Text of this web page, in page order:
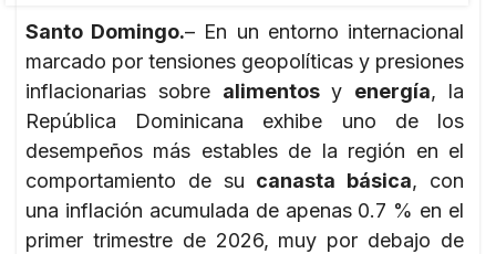
Santo Domingo.– En un entorno internacional
marcado por tensiones geopolíticas y presiones
inflacionarias sobre alimentos y energía, la
República Dominicana exhibe uno de los
desempeños más estables de la región en el
comportamiento de su canasta básica, con
una inflación acumulada de apenas 0.7 % en el
primer trimestre de 2026, muy por debajo de